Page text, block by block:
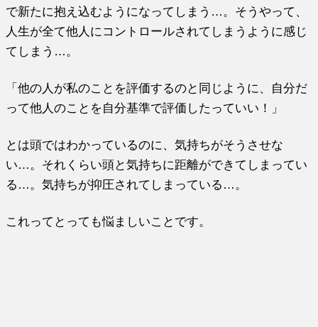
で新たに抱え込むようになってしまう…。そうやって、
人生が全て他人にコントロールされてしまうように感じ
てしまう…。
「他の人が私のことを評価するのと同じように、自分だ
って他人のことを自分基準で評価したっていい！」
とは頭ではわかっているのに、気持ちがそうさせな
い…。それくらい頭と気持ちに距離ができてしまってい
る…。気持ちが抑圧されてしまっている…。
これってとっても悩ましいことです。